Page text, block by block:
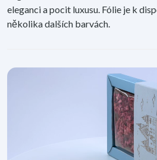
eleganci a pocit luxusu. Fólie je k
několika dalších barvách.